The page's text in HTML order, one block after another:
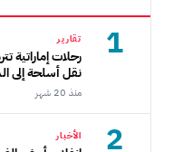
1 تقارير
رحلات إماراتية
نقل أسلحة إلى
منذ 20 شهر
2 الأخبار